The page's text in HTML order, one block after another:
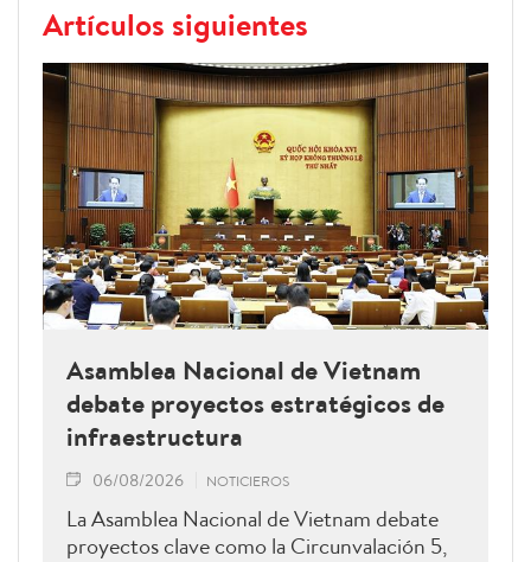
Artículos siguientes
Asamblea Nacional de Vietnam
debate proyectos estratégicos de
infraestructura
06/08/2026 NOTICIEROS
La Asamblea Nacional de Vietnam debate
proyectos clave como la Circunvalación 5,